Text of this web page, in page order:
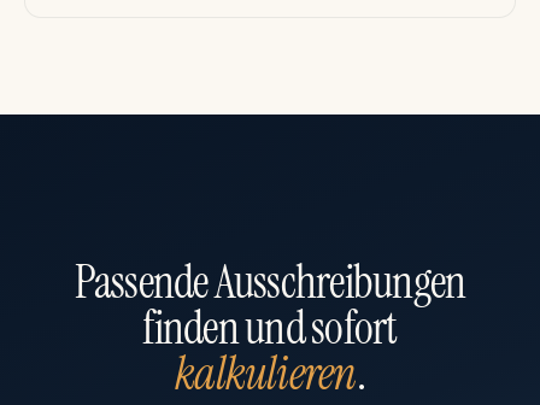
Passende Ausschreibungen
finden und sofort
kalkulieren.